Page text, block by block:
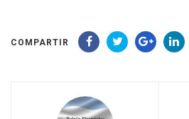
COMPARTIR